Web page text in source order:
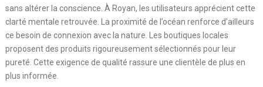
sans altérer la conscience. À Royan, les utilisateurs apprécient cette
clarté mentale retrouvée. La proximité de l’océan renforce d’ailleurs
ce besoin de connexion avec la nature. Les boutiques locales
proposent des produits rigoureusement sélectionnés pour leur
pureté. Cette exigence de qualité rassure une clientèle de plus en
plus informée.